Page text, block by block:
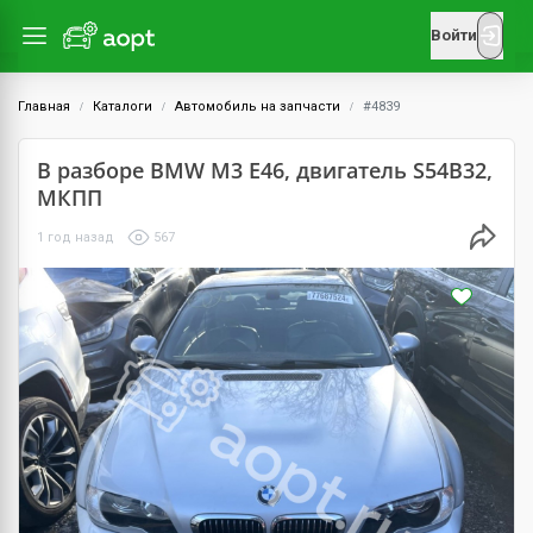
Войти
Главная Каталоги Автомобиль на запчасти #4839
В разборе BMW M3 E46, двигатель S54B32,
МКПП
1 год назад 567